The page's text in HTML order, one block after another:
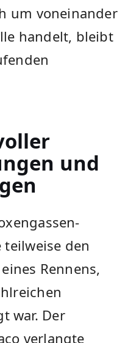
um voneinander
handelt, bleibt
und
den
Rennens,
war. Der
verlangte